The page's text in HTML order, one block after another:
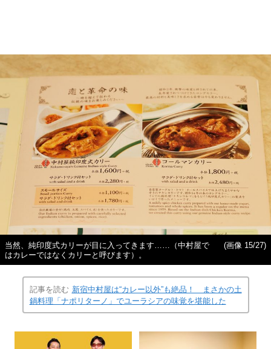
当然、純印度式カリーが目に入ってきます……（中村屋で
はカレーではなくカリーと呼びます）。
(画像 15/27)
記事を読む 新宿中村屋は“カレー以外”も絶品！ まさかの土
鍋料理「ナポリターノ」でユーラシアの味覚を堪能した